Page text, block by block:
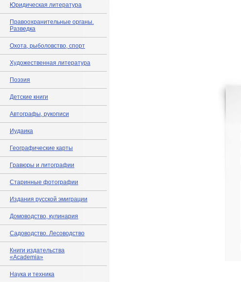
Юридическая литература
Правоохранительные органы.
Разведка
Охота, рыболовство, спорт
Художественная литература
Поэзия
Детские книги
Автографы, рукописи
Иудаика
Географические карты
Гравюры и литографии
Старинные фотографии
Издания русской эмиграции
Домоводство, кулинария
Садоводство. Лесоводство
Книги издательства
«Academia»
Наука и техника